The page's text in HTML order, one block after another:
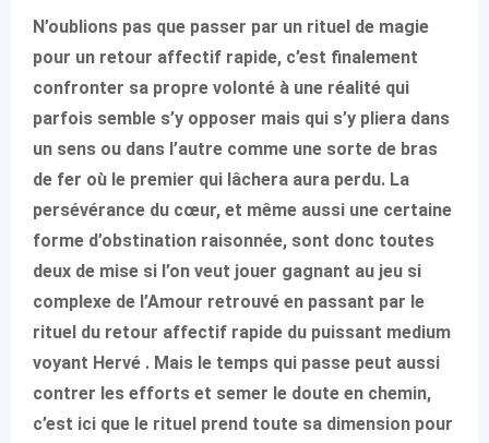
N’oublions pas que passer par un rituel de magie
pour un retour affectif rapide, c’est finalement
confronter sa propre volonté à une réalité qui
parfois semble s’y opposer mais qui s’y pliera dans
un sens ou dans l’autre comme une sorte de bras
de fer où le premier qui lâchera aura perdu. La
persévérance du cœur, et même aussi une certaine
forme d’obstination raisonnée, sont donc toutes
deux de mise si l’on veut jouer gagnant au jeu si
complexe de l’Amour retrouvé en passant par le
rituel du retour affectif rapide du puissant medium
voyant Hervé . Mais le temps qui passe peut aussi
contrer les efforts et semer le doute en chemin,
c’est ici que le rituel prend toute sa dimension pour